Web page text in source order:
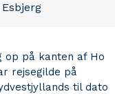
op på kanten af Ho
rejsegilde på
til dato